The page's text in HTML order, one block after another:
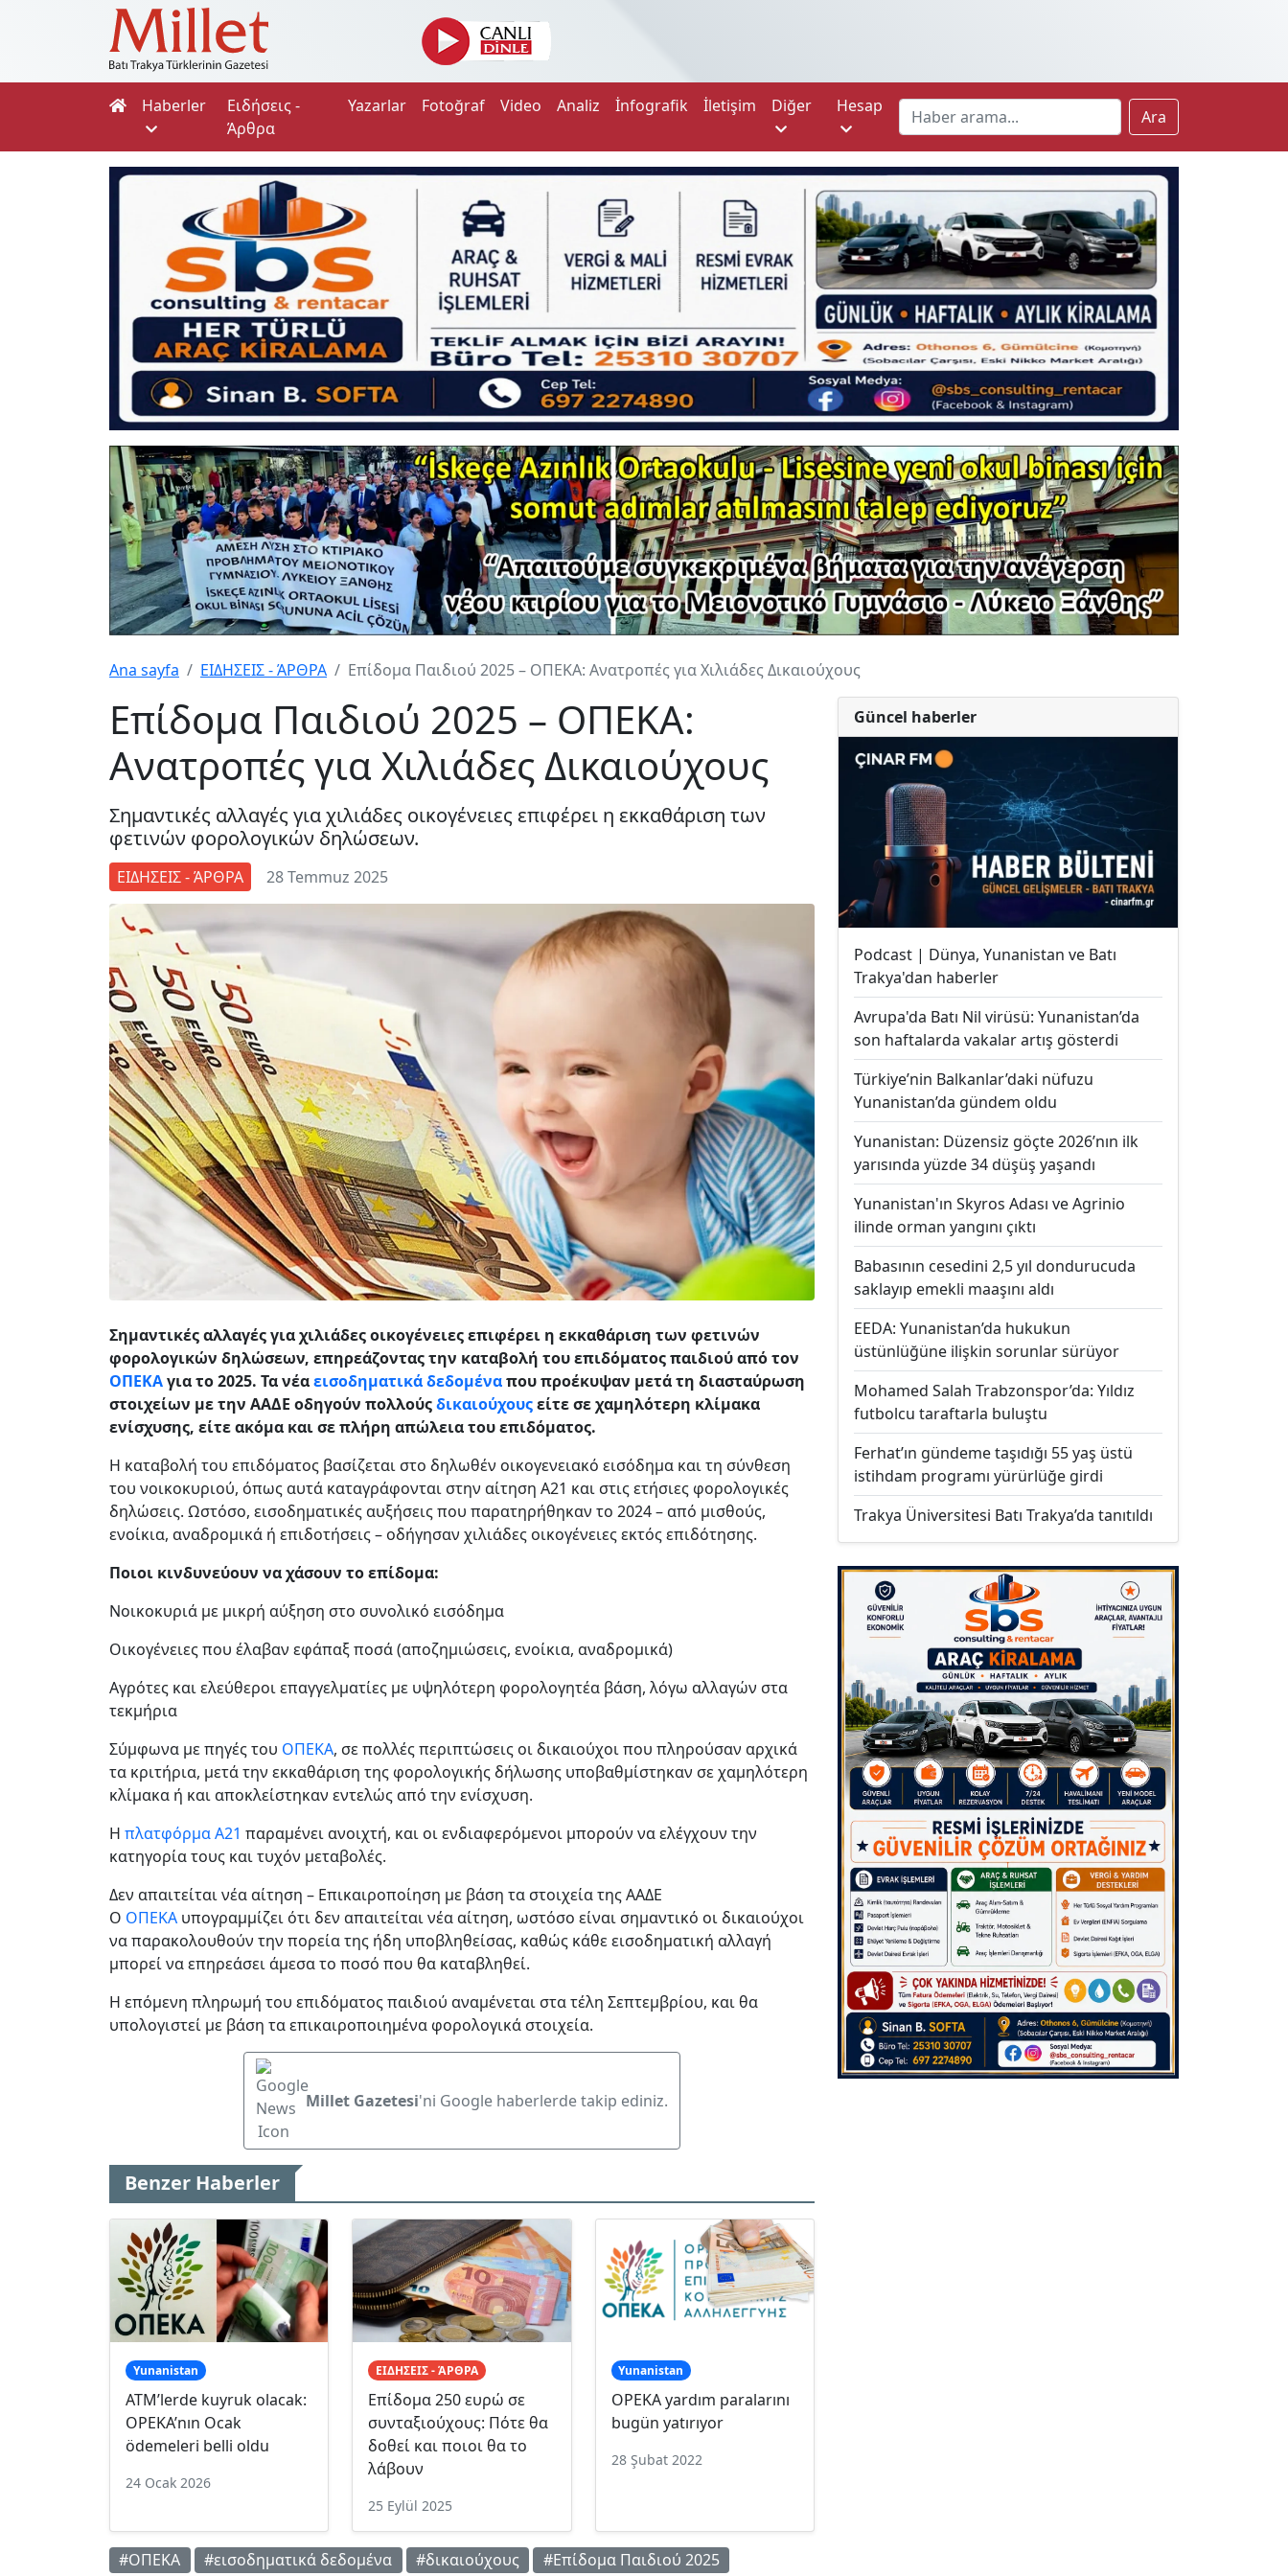
Haberler
Ειδήσεις -
Άρθρα
Yazarlar Fotoğraf Video Analiz İnfografik İletişim Diğer Hesap
Ara
Ana sayfa ΕΙΔΗΣΕΙΣ - ΆΡΘΡΑ Επίδομα Παιδιού 2025 – ΟΠΕΚΑ: Ανατροπές για Χιλιάδες Δικαιούχους
Επίδομα Παιδιού 2025 – ΟΠΕΚΑ:
Ανατροπές για Χιλιάδες Δικαιούχους
Σημαντικές αλλαγές για χιλιάδες οικογένειες επιφέρει η εκκαθάριση των
φετινών φορολογικών δηλώσεων.
ΕΙΔΗΣΕΙΣ - ΆΡΘΡΑ 28 Temmuz 2025
Σημαντικές αλλαγές για χιλιάδες οικογένειες επιφέρει η εκκαθάριση των φετινών
φορολογικών δηλώσεων, επηρεάζοντας την καταβολή του επιδόματος παιδιού από τον
ΟΠΕΚΑγια το 2025. Τα νέαεισοδηματικά δεδομέναπου προέκυψαν μετά τη διασταύρωση
στοιχείων με την ΑΑΔΕ οδηγούν πολλούςδικαιούχουςείτε σε χαμηλότερη κλίμακα
ενίσχυσης, είτε ακόμα και σε πλήρη απώλεια του επιδόματος.
Η καταβολή του επιδόματος βασίζεται στο δηλωθέν οικογενειακό εισόδημα και τη σύνθεση
του νοικοκυριού, όπως αυτά καταγράφονται στην αίτηση Α21 και στις ετήσιες φορολογικές
δηλώσεις. Ωστόσο, εισοδηματικές αυξήσεις που παρατηρήθηκαν το 2024 – από μισθούς,
ενοίκια, αναδρομικά ή επιδοτήσεις – οδήγησαν χιλιάδες οικογένειες εκτός επιδότησης.
Ποιοι κινδυνεύουν να χάσουν το επίδομα:
Νοικοκυριά με μικρή αύξηση στο συνολικό εισόδημα
Οικογένειες που έλαβαν εφάπαξ ποσά (αποζημιώσεις, ενοίκια, αναδρομικά)
Αγρότες και ελεύθεροι επαγγελματίες με υψηλότερη φορολογητέα βάση, λόγω αλλαγών στα
τεκμήρια
Σύμφωνα με πηγές του ΟΠΕΚΑ, σε πολλές περιπτώσεις οι δικαιούχοι που πληρούσαν αρχικά
τα κριτήρια, μετά την εκκαθάριση της φορολογικής δήλωσης υποβαθμίστηκαν σε χαμηλότερη
κλίμακα ή και αποκλείστηκαν εντελώς από την ενίσχυση.
Η πλατφόρμα Α21 παραμένει ανοιχτή, και οι ενδιαφερόμενοι μπορούν να ελέγχουν την
κατηγορία τους και τυχόν μεταβολές.
Δεν απαιτείται νέα αίτηση – Επικαιροποίηση με βάση τα στοιχεία της ΑΑΔΕ
Ο ΟΠΕΚΑ υπογραμμίζει ότι δεν απαιτείται νέα αίτηση, ωστόσο είναι σημαντικό οι δικαιούχοι
να παρακολουθούν την πορεία της ήδη υποβληθείσας, καθώς κάθε εισοδηματική αλλαγή
μπορεί να επηρεάσει άμεσα το ποσό που θα καταβληθεί.
Η επόμενη πληρωμή του επιδόματος παιδιού αναμένεται στα τέλη Σεπτεμβρίου, και θα
υπολογιστεί με βάση τα επικαιροποιημένα φορολογικά στοιχεία.
Millet Gazetesi'ni Google haberlerde takip ediniz.
Benzer Haberler
Yunanistan
ATM’lerde kuyruk olacak:
OPEKA’nın Ocak
ödemeleri belli oldu
24 Ocak 2026
ΕΙΔΗΣΕΙΣ - ΆΡΘΡΑ
Επίδομα 250 ευρώ σε
συνταξιούχους: Πότε θα
δοθεί και ποιοι θα το
λάβουν
25 Eylül 2025
Yunanistan
OPEKA yardım paralarını
bugün yatırıyor
28 Şubat 2022
#ΟΠΕΚΑ #εισοδηματικά δεδομένα #δικαιούχους #Επίδομα Παιδιού 2025
Güncel haberler
Podcast | Dünya, Yunanistan ve Batı
Trakya'dan haberler
Avrupa'da Batı Nil virüsü: Yunanistan’da
son haftalarda vakalar artış gösterdi
Türkiye’nin Balkanlar’daki nüfuzu
Yunanistan’da gündem oldu
Yunanistan: Düzensiz göçte 2026’nın ilk
yarısında yüzde 34 düşüş yaşandı
Yunanistan'ın Skyros Adası ve Agrinio
ilinde orman yangını çıktı
Babasının cesedini 2,5 yıl dondurucuda
saklayıp emekli maaşını aldı
EEDA: Yunanistan’da hukukun
üstünlüğüne ilişkin sorunlar sürüyor
Mohamed Salah Trabzonspor’da: Yıldız
futbolcu taraftarla buluştu
Ferhat’ın gündeme taşıdığı 55 yaş üstü
istihdam programı yürürlüğe girdi
Trakya Üniversitesi Batı Trakya’da tanıtıldı